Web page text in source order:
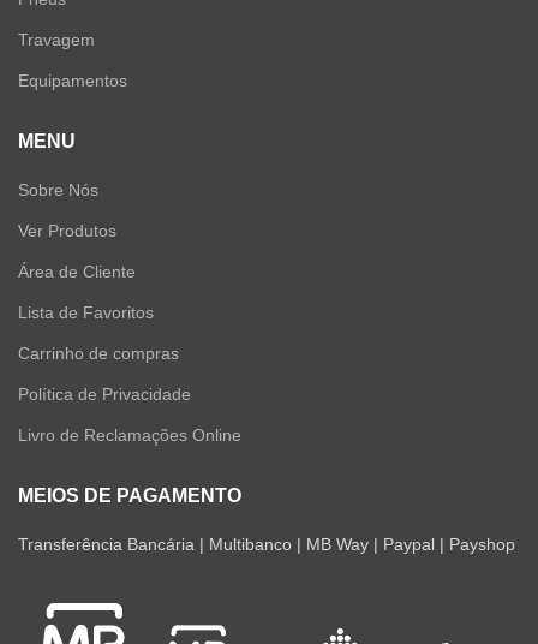
Travagem
Equipamentos
MENU
Sobre Nós
Ver Produtos
Área de Cliente
Lista de Favoritos
Carrinho de compras
Política de Privacidade
Livro de Reclamações Online
MEIOS DE PAGAMENTO
Transferência Bancária | Multibanco | MB Way | Paypal | Payshop